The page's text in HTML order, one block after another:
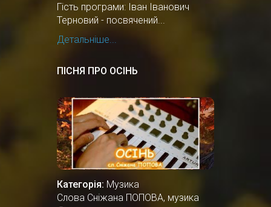
Гість програми: Іван Іванович
Терновий - посвячений...
Детальніше...
ПІСНЯ ПРО ОСІНЬ
Категорія: Музика
Cлова Сніжана ПОПОВА, музика